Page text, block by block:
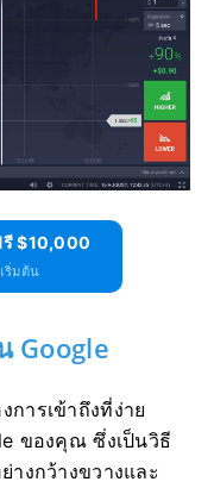
รี $10,000
ริ่มต้น
Google
ารเข้าถึงที่ง่าย
ของคุณ ซึ่งเป็นวิธี
งกว้างขวางและ